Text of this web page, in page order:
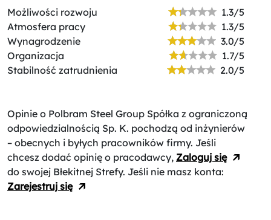
Możliwości rozwoju
1.3/5
Atmosfera pracy
1.3/5
Wynagrodzenie
3.0/5
Organizacja
1.7/5
Stabilność zatrudnienia
2.0/5
Opinie o Polbram Steel Group Spółka z ograniczoną
odpowiedzialnością Sp. K. pochodzą od inżynierów
– obecnych i byłych pracowników firmy. Jeśli
chcesz dodać opinię o pracodawcy, Zaloguj się
do swojej Błekitnej Strefy. Jeśli nie masz konta:
Zarejestruj się